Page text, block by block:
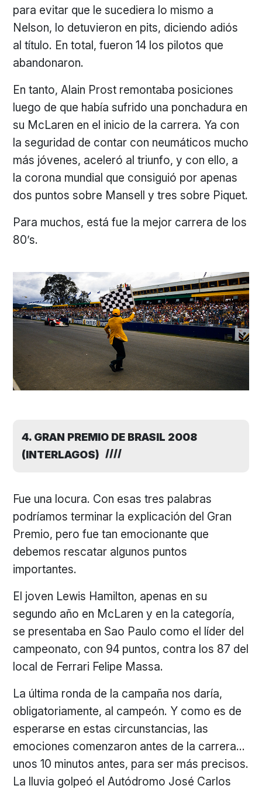
para evitar que le sucediera lo mismo a
Nelson, lo detuvieron en pits, diciendo adiós
al título. En total, fueron 14 los pilotos que
abandonaron.
En tanto, Alain Prost remontaba posiciones
luego de que había sufrido una ponchadura en
su McLaren en el inicio de la carrera. Ya con
la seguridad de contar con neumáticos mucho
más jóvenes, aceleró al triunfo, y con ello, a
la corona mundial que consiguió por apenas
dos puntos sobre Mansell y tres sobre Piquet.
Para muchos, está fue la mejor carrera de los
80’s.
4. GRAN PREMIO DE BRASIL 2008
(INTERLAGOS)
Fue una locura. Con esas tres palabras
podríamos terminar la explicación del Gran
Premio, pero fue tan emocionante que
debemos rescatar algunos puntos
importantes.
El joven Lewis Hamilton, apenas en su
segundo año en McLaren y en la categoría,
se presentaba en Sao Paulo como el líder del
campeonato, con 94 puntos, contra los 87 del
local de Ferrari Felipe Massa.
La última ronda de la campaña nos daría,
obligatoriamente, al campeón. Y como es de
esperarse en estas circunstancias, las
emociones comenzaron antes de la carrera…
unos 10 minutos antes, para ser más precisos.
La lluvia golpeó el Autódromo José Carlos